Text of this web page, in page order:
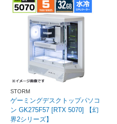
STORM
ゲーミングデスクトップパソコ
ン GK275F57 [RTX 5070] 【幻
界2シリーズ】